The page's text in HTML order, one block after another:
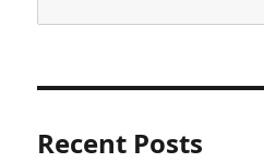
Recent Posts